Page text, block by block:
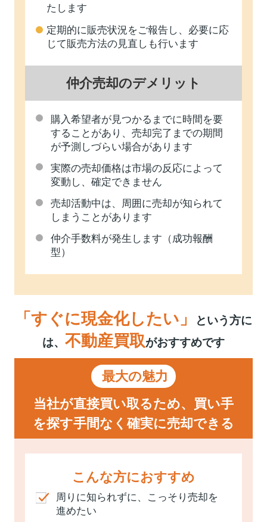
たします
定期的に販売状況をご報告し、必要に応
じて販売方法の見直しも行います
仲介売却のデメリット
購入希望者が見つかるまでに時間を要
することがあり、売却完了までの期間
が予測しづらい場合があります
実際の売却価格は市場の反応によって
変動し、確定できません
売却活動中は、周囲に売却が知られて
しまうことがあります
仲介手数料が発生します（成功報酬
型）
「すぐに現金化したい」
という方に
は、 不動産買取がおすすめです
最大の魅力
当社が直接買い取るため、買い手
を探す手間なく確実に売却できる
こんな方におすすめ
周りに知られずに、こっそり売却を
進めたい